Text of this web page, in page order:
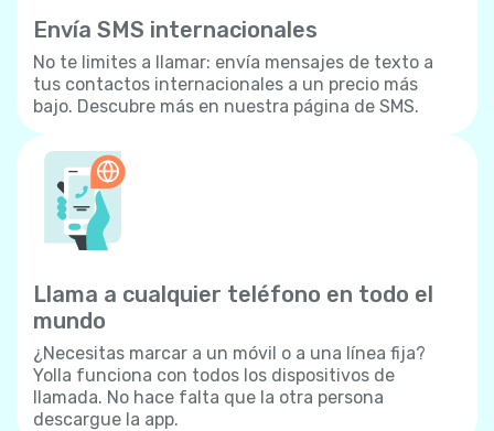
Envía SMS internacionales
No te limites a llamar: envía mensajes de texto a
tus contactos internacionales a un precio más
bajo. Descubre más en nuestra página de SMS.
Llama a cualquier teléfono en todo el
mundo
¿Necesitas marcar a un móvil o a una línea fija?
Yolla funciona con todos los dispositivos de
llamada. No hace falta que la otra persona
descargue la app.